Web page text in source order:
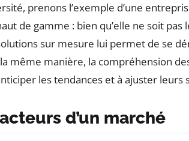
prenons l’exemple d’une
de gamme : bien qu’elle ne soit pas
sur mesure lui permet de se
même manière, la compréhension
les tendances et à ajuster
d’un marché